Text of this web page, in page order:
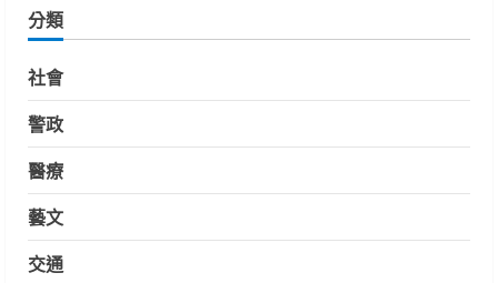
分類
社會
警政
醫療
藝文
交通